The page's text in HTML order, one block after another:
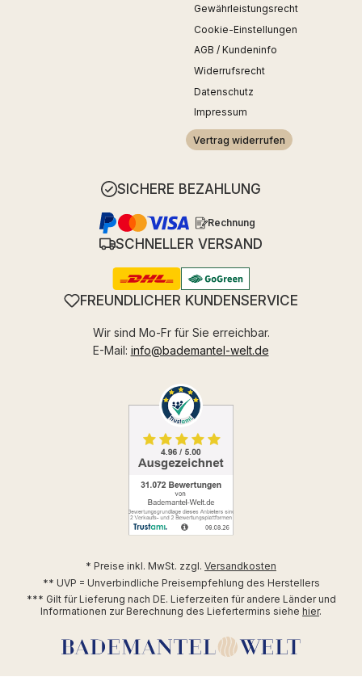
Gewährleistungsrecht
Cookie-Einstellungen
AGB / Kundeninfo
Widerrufsrecht
Datenschutz
Impressum
Vertrag widerrufen
SICHERE BEZAHLUNG
Rechnung
SCHNELLER VERSAND
FREUNDLICHER KUNDENSERVICE
Wir sind Mo-Fr für Sie erreichbar.
E-Mail: info@bademantel-welt.de
* Preise inkl. MwSt. zzgl. Versandkosten
** UVP = Unverbindliche Preisempfehlung des Herstellers
*** Gilt für Lieferung nach DE. Lieferzeiten für andere Länder und
Informationen zur Berechnung des Liefertermins siehe hier.